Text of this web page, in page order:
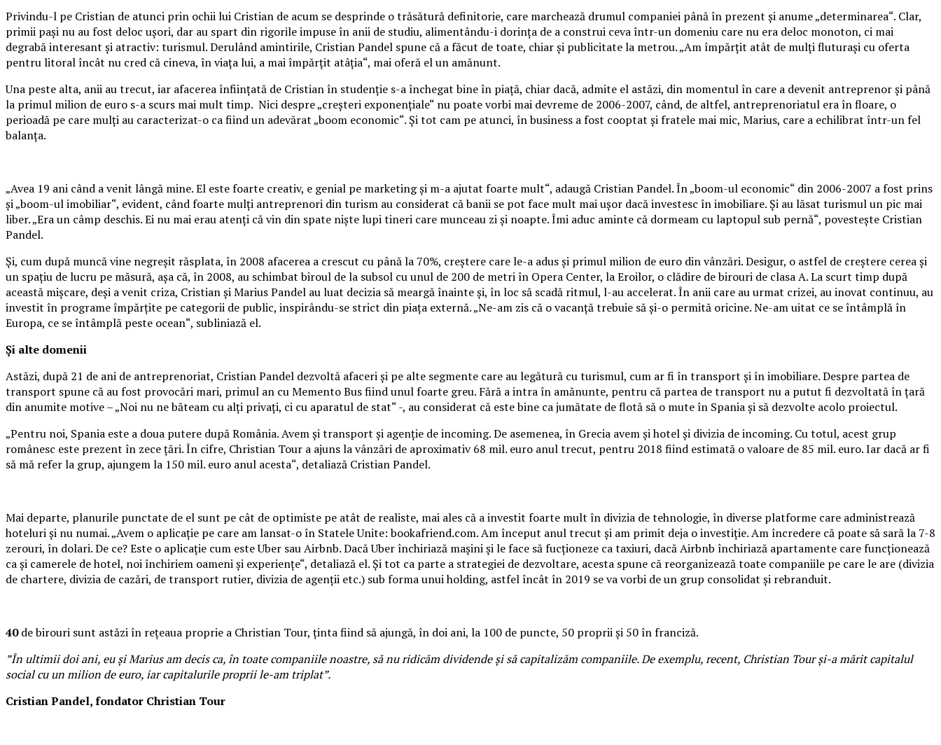
Privindu-l pe Cristian de atunci prin ochii lui Cristian de acum se desprinde o trăsătură definitorie, care marchează drumul companiei până în prezent şi anume „determinarea“. Clar,
primii paşi nu au fost deloc uşori, dar au spart din rigorile impuse în anii de studiu, alimentându-i dorinţa de a construi ceva într-un domeniu care nu era deloc monoton, ci mai
degrabă interesant şi atractiv: turismul. Derulând amintirile, Cristian Pandel spune că a făcut de toate, chiar şi publicitate la metrou. „Am împărţit atât de mulţi fluturaşi cu oferta
pentru litoral încât nu cred că cineva, în viaţa lui, a mai împărţit atâţia“, mai oferă el un amănunt.
Una peste alta, anii au trecut, iar afacerea înfiinţată de Cristian în studenţie s-a închegat bine în piaţă, chiar dacă, admite el astăzi, din momentul în care a devenit antreprenor şi până
la primul milion de euro s-a scurs mai mult timp. Nici despre „creşteri exponenţiale“ nu poate vorbi mai devreme de 2006-2007, când, de altfel, antreprenoriatul era în floare, o
perioadă pe care mulţi au caracterizat-o ca fiind un adevărat „boom economic“. Și tot cam pe atunci, în business a fost cooptat şi fratele mai mic, Marius, care a echilibrat într-un fel
balanţa.
„Avea 19 ani când a venit lângă mine. El este foarte creativ, e genial pe marketing şi m-a ajutat foarte mult“, adaugă Cristian Pandel. În „boom-ul economic“ din 2006-2007 a fost prins
şi „boom-ul imobiliar“, evident, când foarte mulţi antreprenori din turism au considerat că banii se pot face mult mai uşor dacă investesc în imobiliare. Și au lăsat turismul un pic mai
liber. „Era un câmp deschis. Ei nu mai erau atenţi că vin din spate nişte lupi tineri care munceau zi şi noapte. Îmi aduc aminte că dormeam cu laptopul sub pernă“, povesteşte Cristian
Pandel.
Și, cum după muncă vine negreşit răsplata, în 2008 afacerea a crescut cu până la 70%, creştere care le-a adus şi primul milion de euro din vânzări. Desigur, o astfel de creştere cerea şi
un spaţiu de lucru pe măsură, aşa că, în 2008, au schimbat biroul de la subsol cu unul de 200 de metri în Opera Center, la Eroilor, o clădire de birouri de clasa A. La scurt timp după
această mişcare, deşi a venit criza, Cristian şi Marius Pandel au luat decizia să meargă înainte şi, în loc să scadă ritmul, l-au accelerat. În anii care au urmat crizei, au inovat continuu, au
investit în programe împărţite pe categorii de public, inspirându-se strict din piaţa externă. „Ne-am zis că o vacanţă trebuie să şi-o permită oricine. Ne-am uitat ce se întâmplă în
Europa, ce se întâmplă peste ocean“, subliniază el.
Și alte domenii
Astăzi, după 21 de ani de antreprenoriat, Cristian Pandel dezvoltă afaceri şi pe alte segmente care au legătură cu turismul, cum ar fi în transport şi în imobiliare. Despre partea de
transport spune că au fost provocări mari, primul an cu Memento Bus fiind unul foarte greu. Fără a intra în amănunte, pentru că partea de transport nu a putut fi dezvoltată în ţară
din anumite motive – „Noi nu ne băteam cu alţi privaţi, ci cu aparatul de stat“ -, au considerat că este bine ca jumătate de flotă să o mute în Spania şi să dezvolte acolo proiectul.
„Pentru noi, Spania este a doua putere după România. Avem şi transport şi agenţie de incoming. De asemenea, în Grecia avem şi hotel şi divizia de incoming. Cu totul, acest grup
românesc este prezent în zece ţări. În cifre, Christian Tour a ajuns la vânzări de aproximativ 68 mil. euro anul trecut, pentru 2018 fiind estimată o valoare de 85 mil. euro. Iar dacă ar fi
să mă refer la grup, ajungem la 150 mil. euro anul acesta“, detaliază Cristian Pandel.
Mai departe, planurile punctate de el sunt pe cât de optimiste pe atât de realiste, mai ales că a investit foarte mult în divizia de tehnologie, în diverse platforme care administrează
hoteluri şi nu numai. „Avem o aplicaţie pe care am lansat-o în Statele Unite: bookafriend.com. Am început anul trecut şi am primit deja o investiţie. Am încredere că poate să sară la 7-8
zerouri, în dolari. De ce? Este o aplicaţie cum este Uber sau Airbnb. Dacă Uber închiriază maşini şi le face să fucţioneze ca taxiuri, dacă Airbnb închiriază apartamente care funcţionează
ca şi camerele de hotel, noi închiriem oameni şi experienţe“, detaliază el. Și tot ca parte a strategiei de dezvoltare, acesta spune că reorganizează toate companiile pe care le are (divizia
de chartere, divizia de cazări, de transport rutier, divizia de agenţii etc.) sub forma unui holding, astfel încât în 2019 se va vorbi de un grup consolidat şi rebranduit.
40de birouri sunt astăzi în reţeaua proprie a Christian Tour, ţinta fiind să ajungă, în doi ani, la 100 de puncte, 50 proprii şi 50 în franciză.
”În ultimii doi ani, eu şi Marius am decis ca, în toate companiile noastre, să nu ridicăm dividende şi să capitalizăm companiile. De exemplu, recent, Christian Tour şi-a mărit capitalul
social cu un milion de euro, iar capitalurile proprii le-am triplat”.
Cristian Pandel, fondator Christian Tour